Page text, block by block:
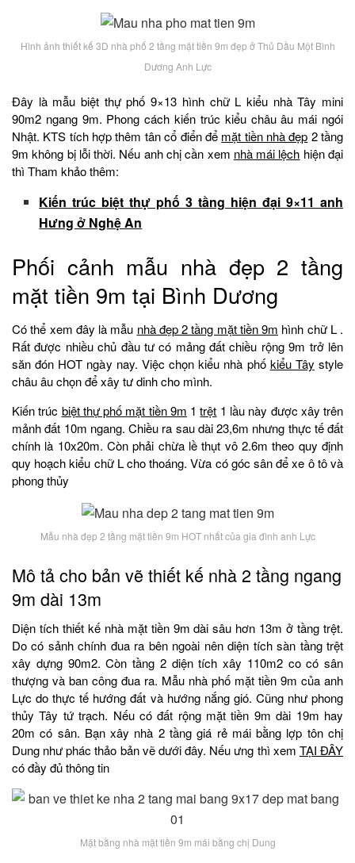
Hình ảnh thiết kế 3D nhà phố 2 tầng mặt tiền 9m đẹp ở Thủ Dầu Một Bình
Dương Anh Lực
Đây là mẫu biệt thự phố 9×13 hình chữ L kiểu nhà Tây mini
90m2 ngang 9m. Phong cách kiến trúc kiểu châu âu mái ngói
Nhật. KTS tích hợp thêm tân cổ điển để mặt tiền nhà đẹp 2 tầng
9m không bị lỗi thời. Nếu anh chị cần xem nhà mái lệch hiện đại
thì Tham khảo thêm:
Kiến trúc biệt thự phố 3 tầng hiện đại 9×11 anh
Hưng ở Nghệ An
Phối cảnh mẫu nhà đẹp 2 tầng
mặt tiền 9m tại Bình Dương
Có thể xem đây là mẫu nhà đẹp 2 tầng mặt tiền 9m hình chữ L .
Rất được nhiều chủ đầu tư có mảng đất chiều rộng 9m trở lên
săn đón HOT ngày nay. Việc chọn kiểu nhà phố kiểu Tây style
châu âu chọn để xây tư dinh cho mình.
Kiến trúc biệt thự phố mặt tiền 9m 1trệt 1 lầu này được xây trên
mảnh đất 10m ngang. Chiều ra sau dài 23,6m nhưng thực tế đất
chính là 10x20m. Còn phải chừa lề thụt vô 2.6m theo quy định
quy hoạch kiểu chữ L cho thoáng. Vừa có góc sân để xe ô tô và
phong thủy
Mẫu nhà đẹp 2 tầng mặt tiền 9m HOT nhất của gia đình anh Lực
Mô tả cho bản vẽ thiết kế nhà 2 tầng ngang
9m dài 13m
Diện tích thiết kế nhà mặt tiền 9m dài sâu hơn 13m ở tầng trệt.
Do có sảnh chính đua ra bên ngoài nên diện tích sàn tầng trệt
xây dựng 90m2. Còn tầng 2 diện tích xây 110m2 co có sân
thượng và ban công đua ra. Mẫu nhà phố mặt tiền 9m của anh
Lực do thực tế hướng đất và hướng nắng gió. Cũng như phong
thủy Tây tứ trạch. Nếu có đất rộng mặt tiền 9m dài 19m hay
20m có sân. Bạn xây nhà 2 tầng giá rẻ mái bằng lợp tôn chị
Dung như phác thảo bản vẽ dưới đây. Nếu ưng thì xem TẠI ĐÂY
có đầy đủ thông tin
Mặt bằng nhà mặt tiền 9m mái bằng chị Dung